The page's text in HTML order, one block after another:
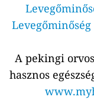
A pekingi
hasznos